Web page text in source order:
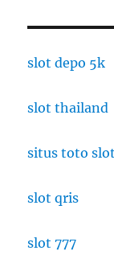
Ada
10
Tapi
3
slot depo 5k
slot thailand
situs toto
slot qris
slot 777